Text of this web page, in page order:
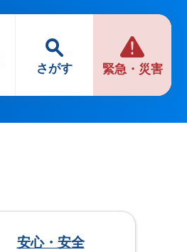
さがす 緊急・災害
安心・安全